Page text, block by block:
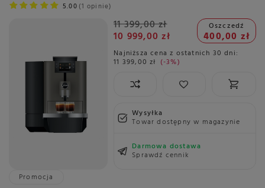
5.00 1 opinie
11 399,00 zł
10 999,00 zł
Oszczedź
400,00 zł
Najniższa cena z ostatnich 30 dni:
11 399,00 zł -3%
Wysyłka
Towar dostępny w magazynie
Darmowa dostawa
Sprawdź cennik
Promocja